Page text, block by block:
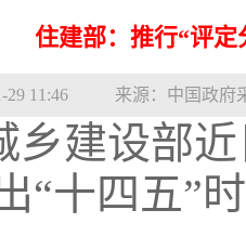
住建部：推行“评
29 11:46 来源：中国政府
乡建设部
“十四五”